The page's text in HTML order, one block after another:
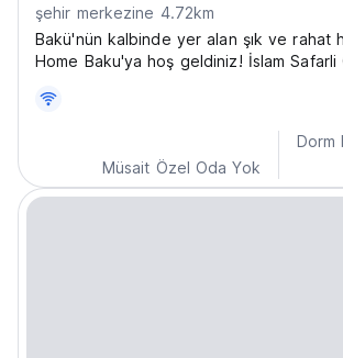
şehir merkezine 4.72km
Bakü'nün kalbinde yer alan şık ve rahat
Home Baku'ya hoş geldiniz! İslam Safarli
keşfetmek için mükemmel bir yer
hayal edin: Icheri-sheher'in antik
Müsait Özel Oda Yok
Dorm